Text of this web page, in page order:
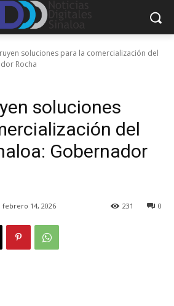
soluciones para la comercialización del
Rocha
soluciones
del
Gobernador
febrero 14, 2026 0
231